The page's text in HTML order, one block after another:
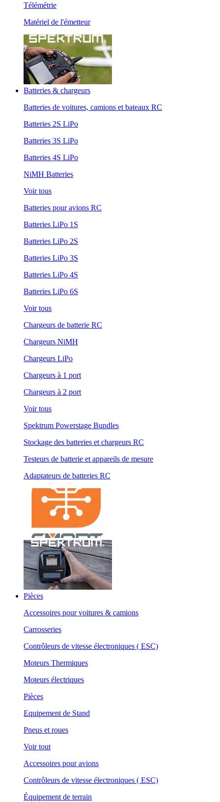
Télémétrie
Matériel de l'émetteur
Batteries & chargeurs
Batteries de voitures, camions et bateaux RC
Batteries 2S LiPo
Batteries 3S LiPo
Batteries 4S LiPo
NiMH Batteries
Voir tous
Batteries pour avions RC
Batteries LiPo 1S
Batteries LiPo 2S
Batteries LiPo 3S
Batteries LiPo 4S
Batteries LiPo 6S
Voir tous
Chargeurs de batterie RC
Chargeurs NiMH
Chargeurs LiPo
Chargeurs à 1 port
Chargeurs à 2 port
Voir tous
Spektrum Powerstage Bundles
Stockage des batteries et chargeurs RC
Testeurs de batterie et appareils de mesure
Adaptateurs de batteries RC
Pièces
Accessoires pour voitures & camions
Carrosseries
Contrôleurs de vitesse électroniques ( ESC)
Moteurs Thermiques
Moteurs électriques
Pièces
Equipement de Stand
Pneus et roues
Voir tout
Accessoires pour avions
Contrôleurs de vitesse électroniques ( ESC)
Équipement de terrain